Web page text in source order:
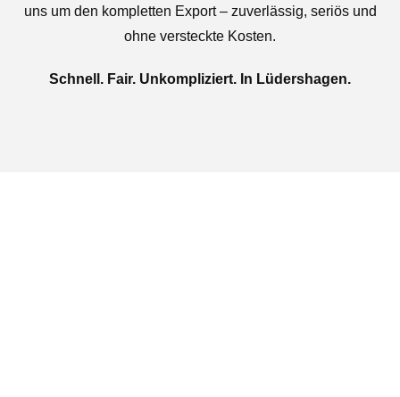
uns um den kompletten Export – zuverlässig, seriös und
ohne versteckte Kosten.
Schnell. Fair. Unkompliziert. In Lüdershagen.